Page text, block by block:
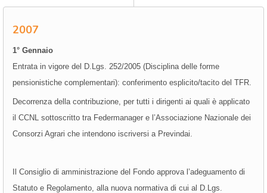
2007
1° Gennaio
Entrata in vigore del D.Lgs. 252/2005 (Disciplina delle forme
pensionistiche complementari): conferimento esplicito/tacito del TFR.
Decorrenza della contribuzione, per tutti i dirigenti ai quali è applicato
il CCNL sottoscritto tra Federmanager e l’Associazione Nazionale dei
Consorzi Agrari che intendono iscriversi a Previndai.
Il Consiglio di amministrazione del Fondo approva l’adeguamento di
Statuto e Regolamento, alla nuova normativa di cui al D.Lgs.